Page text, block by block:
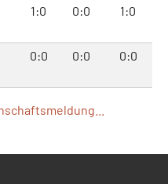
1:0 0:0 1:0
0:0 0:0 0:0